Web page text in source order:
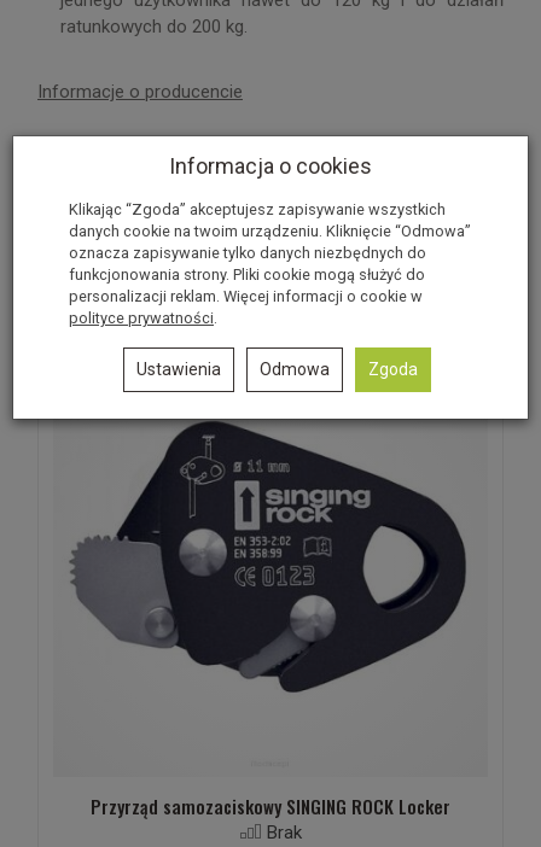
ratunkowych do 200 kg.
Informacje o producencie
Produkt nie posiada recenzji. Dodaj recenzję
Polecane produkty
Przyrząd samozaciskowy SINGING ROCK Locker
Brak
W ostatnich 7 dniach produktem interesują się
Informacja o cookies
Klikając “Zgoda” akceptujesz zapisywanie wszystkich
danych cookie na twoim urządzeniu. Kliknięcie “Odmowa”
oznacza zapisywanie tylko danych niezbędnych do
funkcjonowania strony. Pliki cookie mogą służyć do
personalizacji reklam. Więcej informacji o cookie w
polityce prywatności.
Ustawienia Odmowa Zgoda